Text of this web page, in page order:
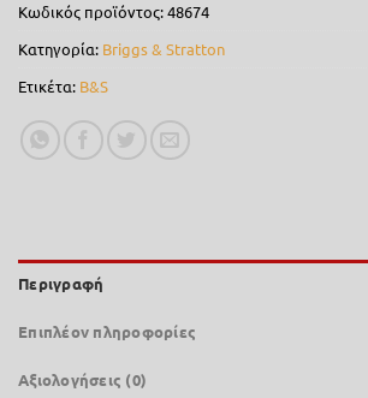
Κωδικός προϊόντος:48674
Κατηγορία: Briggs & Stratton
Ετικέτα: B&S
Περιγραφή
Επιπλέον πληροφορίες
Αξιολογήσεις (0)